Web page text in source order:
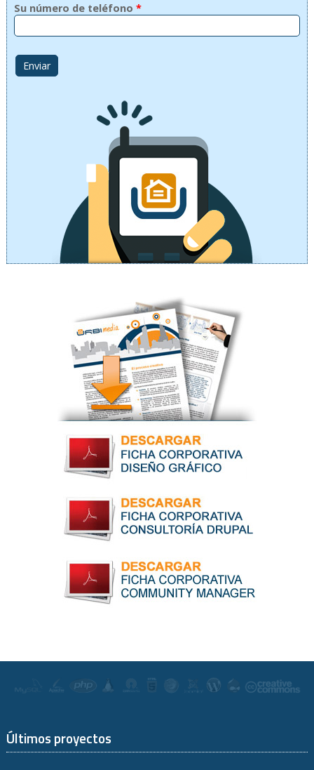
Su número de teléfono *
Últimos proyectos